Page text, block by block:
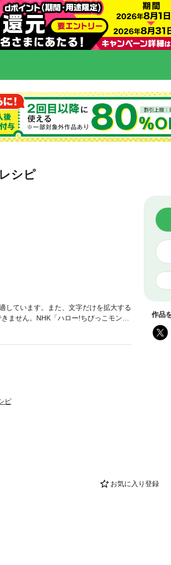
シピ
作品
お気に入り登録
しています。また、文字だけを拡大する
ません。NHK「ハロー!ちびっこモンス
ごはんさんの幼少期の食の思い出か
さんワールド満載の一冊。１章 訪問
とおばあちゃんのナポリタンやる気が
だけのおかずごはん失敗から生まれ
農家さん家で。塩麹でやさしく整え
たっぷり作るご馳走おかず「甘さ」と
るロール白菜など４章 簡単だけど自
福のお守りなど ６章 食べたい時にす
ピ